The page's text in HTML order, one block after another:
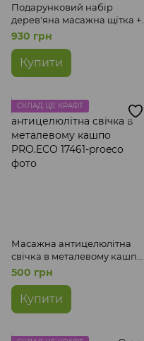
Подарунковий набір
дерев'яна масажна щітка +
масажна антицелюлітна
свічка в гіпсовому кашпо
PRO.ECO
930 грн
Купити
СКЛАД ЦЕ КРАФТ
Масажна антицелюлітна
свічка в металевому кашпо
PRO.ECO
500 грн
Купити